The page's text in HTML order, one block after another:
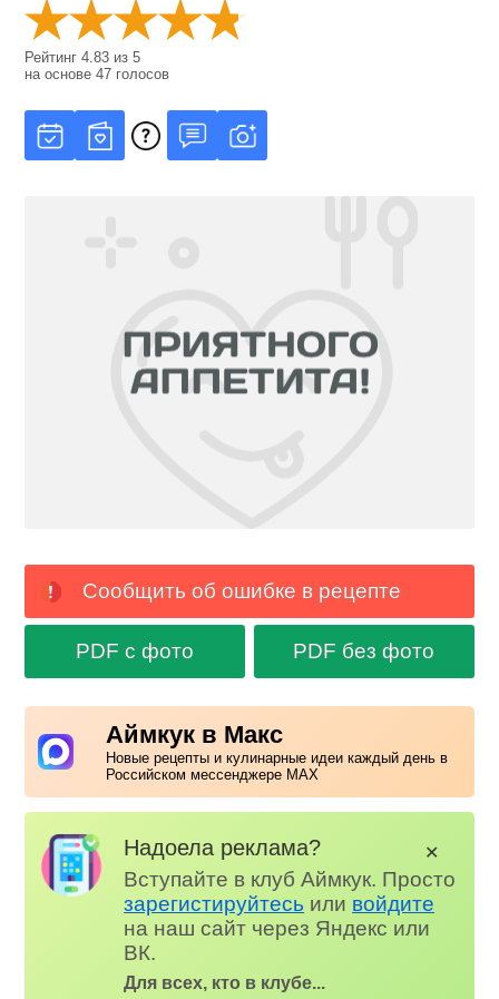
Рейтинг4.83 из5
на основе47 голосов
Сообщить об ошибке в рецепте
PDF с фото PDF без фото
Аймкук в Макс
Новые рецепты и кулинарные идеи каждый день в
Российском мессенджере MAX
Надоела реклама?
Вступайте в клуб Аймкук. Просто
зарегистируйтесь или войдите
на наш сайт через Яндекс или
ВК.
Для всех, кто в клубе...
✕